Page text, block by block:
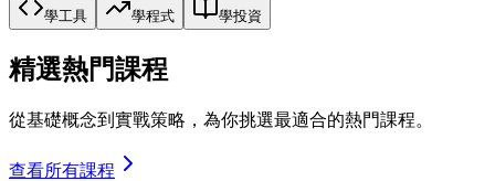
學工具 學程式 學投資
精選熱門課程
從基礎概念到實戰策略，為你挑選最適合的熱門課程。
查看所有課程